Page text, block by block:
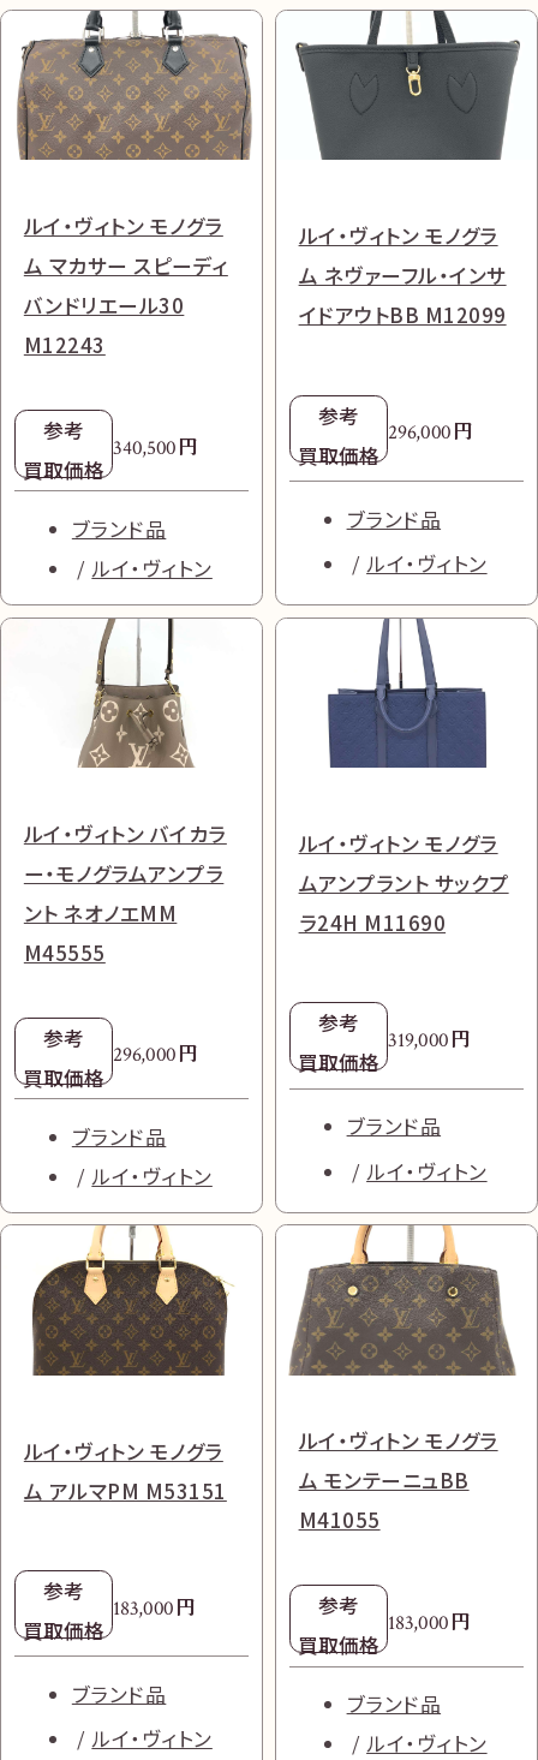
ルイ・ヴィトン モノグラ
ム マカサー スピーディ
バンドリエール30
M12243
参考
買取価格
340,500円
ブランド品
ルイ・ヴィトン
ルイ・ヴィトン モノグラ
ム ネヴァーフル・インサ
イドアウトBB M12099
参考
買取価格
296,000円
ブランド品
ルイ・ヴィトン
ルイ・ヴィトン バイカラ
ー・モノグラムアンプラ
ント ネオノエMM
M45555
参考
買取価格
296,000円
ブランド品
ルイ・ヴィトン
ルイ・ヴィトン モノグラ
ムアンプラント サックプ
ラ24H M11690
参考
買取価格
319,000円
ブランド品
ルイ・ヴィトン
ルイ・ヴィトン モノグラ
ム アルマPM M53151
参考
買取価格
183,000円
ブランド品
ルイ・ヴィトン
ルイ・ヴィトン モノグラ
ム モンテーニュBB
M41055
参考
買取価格
183,000円
ブランド品
ルイ・ヴィトン